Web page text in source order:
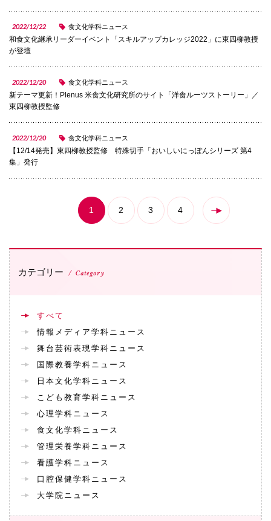
072-643-6221
入試広報部
072-643-6566
2022/12/22 食文化学科ニュース
和食文化継承リーダーイベント「スキルアップカレッジ2022」に東四柳教授
が登壇
2022/12/20 食文化学科ニュース
新テーマ更新！Plenus 米食文化研究所のサイト「洋食ルーツストーリー」／
東四柳教授監修
2022/12/20 食文化学科ニュース
【12/14発売】東四柳教授監修 特殊切手「おいしいにっぽんシリーズ 第4
集」発行
1 2 3 4
カテゴリー Category
すべて
情報メディア学科ニュース
舞台芸術表現学科ニュース
国際教養学科ニュース
日本文化学科ニュース
こども教育学科ニュース
心理学科ニュース
食文化学科ニュース
管理栄養学科ニュース
看護学科ニュース
口腔保健学科ニュース
大学院ニュース